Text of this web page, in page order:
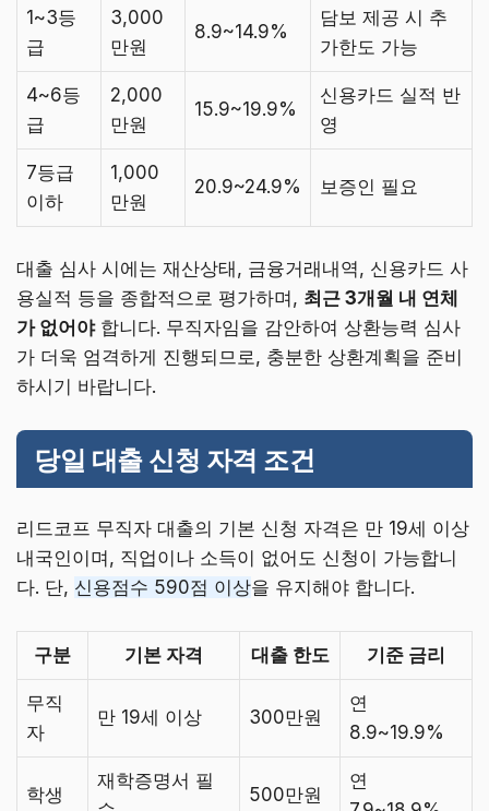
1~3등
급
3,000
만원
8.9~14.9%
담보 제공 시 추
가한도 가능
4~6등
급
2,000
만원
15.9~19.9%
신용카드 실적 반
영
7등급
이하
1,000
만원
20.9~24.9% 보증인 필요
대출 심사 시에는 재산상태, 금융거래내역, 신용카드 사
용실적 등을 종합적으로 평가하며, 최근 3개월 내 연체
가 없어야합니다. 무직자임을 감안하여 상환능력 심사
가 더욱 엄격하게 진행되므로, 충분한 상환계획을 준비
하시기 바랍니다.
당일 대출 신청 자격 조건
리드코프 무직자 대출의 기본 신청 자격은 만 19세 이상
내국인이며, 직업이나 소득이 없어도 신청이 가능합니
다. 단, 신용점수 590점 이상을 유지해야 합니다.
구분 기본 자격 대출 한도 기준 금리
무직
자
만 19세 이상 300만원
연
8.9~19.9%
학생
재학증명서 필
500만원
연